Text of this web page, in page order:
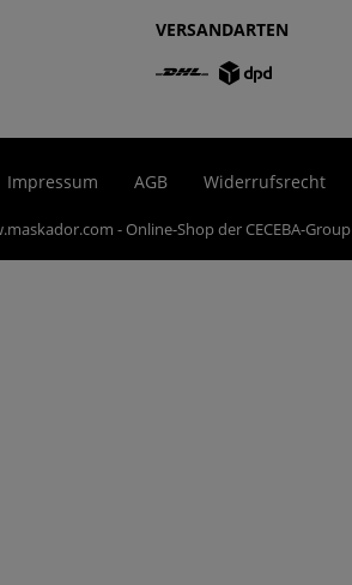
VERSANDARTEN
Impressum AGB Widerrufsrecht
- Online-Shop der CECEBA-Group